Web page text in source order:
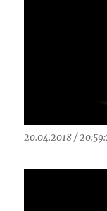
20.04.2018 /